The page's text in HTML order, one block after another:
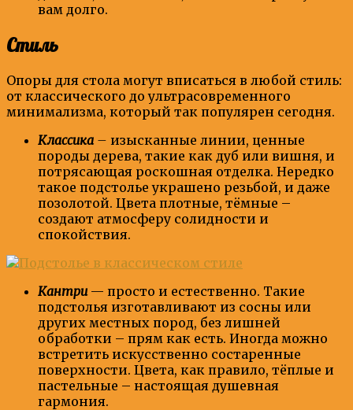
вам долго.
Стиль
Опоры для стола могут вписаться в любой стиль:
от классического до ультрасовременного
минимализма, который так популярен сегодня.
Классика – изысканные линии, ценные
породы дерева, такие как дуб или вишня, и
потрясающая роскошная отделка. Нередко
такое подстолье украшено резьбой, и даже
позолотой. Цвета плотные, тёмные –
создают атмосферу солидности и
спокойствия.
Кантри— просто и естественно. Такие
подстолья изготавливают из сосны или
других местных пород, без лишней
обработки – прям как есть. Иногда можно
встретить искусственно состаренные
поверхности. Цвета, как правило, тёплые и
пастельные – настоящая душевная
гармония.